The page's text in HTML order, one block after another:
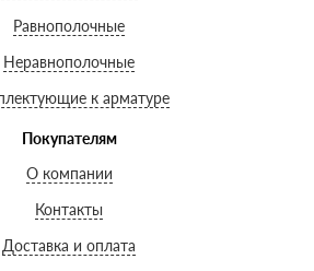
Равнополочные
Неравнополочные
к арматуре
Покупателям
О компании
Контакты
Доставка и оплата